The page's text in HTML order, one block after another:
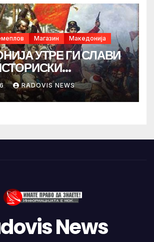
Магазин Македонија
УТРЕ ГИ СЛАВИ
RADOVIS NEWS
News